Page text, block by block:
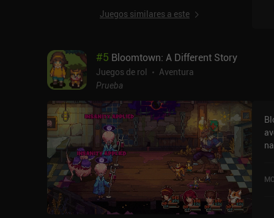
Juegos similares a este
#5 Bloomtown: A Different Story
Juegos de rol
Aventura
Prueba